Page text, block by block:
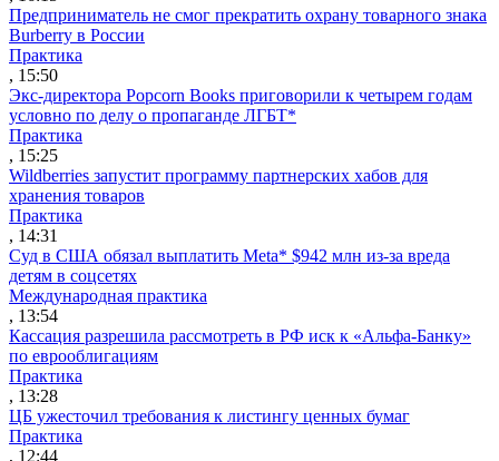
Предприниматель не смог прекратить охрану товарного знака
Burberry в России
Практика
, 15:50
Экс-директора Popcorn Books приговорили к четырем годам
условно по делу о пропаганде ЛГБТ*
Практика
, 15:25
Wildberries запустит программу партнерских хабов для
хранения товаров
Практика
, 14:31
Суд в США обязал выплатить Meta* $942 млн из-за вреда
детям в соцсетях
Международная практика
, 13:54
Кассация разрешила рассмотреть в РФ иск к «Альфа-Банку»
по еврооблигациям
Практика
, 13:28
ЦБ ужесточил требования к листингу ценных бумаг
Практика
, 12:44